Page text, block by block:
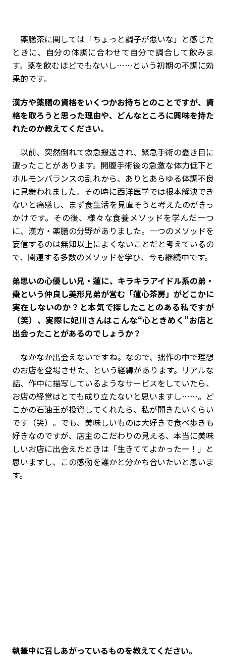
薬膳茶に関しては「ちょっと調子が悪いな」と感じた
ときに、自分の体調に合わせて自分で調合して飲みま
す。薬を飲むほどでもないし……という初期の不調に効
果的です。
――漢方や薬膳の資格をいくつかお持ちとのことですが、資
格を取ろうと思った理由や、どんなところに興味を持た
れたのか教えてください。
以前、突然倒れて救急搬送され、緊急手術の憂き目に
遭ったことがあります。開腹手術後の急激な体力低下と
ホルモンバランスの乱れから、ありとあらゆる体調不良
に見舞われました。その時に西洋医学では根本解決でき
ないと痛感し、まず食生活を見直そうと考えたのがきっ
かけです。その後、様々な食養メソッドを学んだ一つ
に、漢方・薬膳の分野がありました。一つのメソッドを
妄信するのは無知以上によくないことだと考えているの
で、関連する多数のメソッドを学び、今も継続中です。
――弟思いの心優しい兄・蓮に、キラキラアイドル系の弟・
棗という仲良し美形兄弟が営む「蓮心茶房」がどこかに
実在しないのか？と本気で探したことのある私ですが
（笑）、実際に妃川さんはこんな“心ときめく”お店と
出会ったことがあるのでしょうか？
なかなか出会えないですね。なので、拙作の中で理想
のお店を登場させた、という経緯があります。リアルな
話、作中に描写しているようなサービスをしていたら、
お店の経営はとても成り立たないと思いますし……。ど
こかの石油王が投資してくれたら、私が開きたいくらい
です（笑）。でも、美味しいものは大好きで食べ歩きも
好きなのですが、店主のこだわりの見える、本当に美味
しいお店に出会えたときは「生きててよかったー！」と
思いますし、この感動を誰かと分かち合いたいと思いま
す。
――執筆中に召しあがっているものを教えてください。